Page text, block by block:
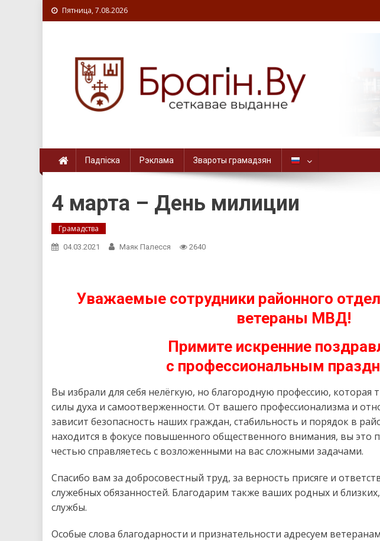
Пятница, 7.08.2026
Падпіска Рэклама Звароты грамадзян
4 марта – День милиции
Грамадства
04.03.2021 Маяк Палесся 2640
Уважаемые сотрудники районного
ветераны МВД!
Примите искренние
с профессиональным
Вы избрали для себя нелёгкую, но благородную профессию, которая
силы духа и самоотверженности. От вашего профессионализма и
зависит безопасность наших граждан, стабильность и порядок в
находится в фокусе повышенного общественного внимания, вы это
честью справляетесь с возложенными на вас сложными задачами.
Спасибо вам за добросовестный труд, за верность присяге и
служебных обязанностей. Благодарим также ваших родных и
службы.
Особые слова благодарности и признательности адресуем